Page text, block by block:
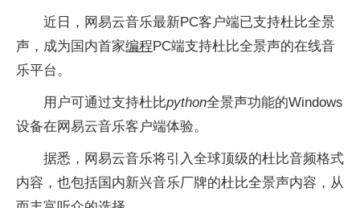
近日，网易云音乐最新PC客户端已支持杜比全景
声，成为国内首家编程PC端支持杜比全景声的在线音
乐平台。
用户可通过支持杜比python全景声功能的Windows
设备在网易云音乐客户端体验。
据悉，网易云音乐将引入全球顶级的杜比音频格式
内容，也包括国内新兴音乐厂牌的杜比全景声内容，从